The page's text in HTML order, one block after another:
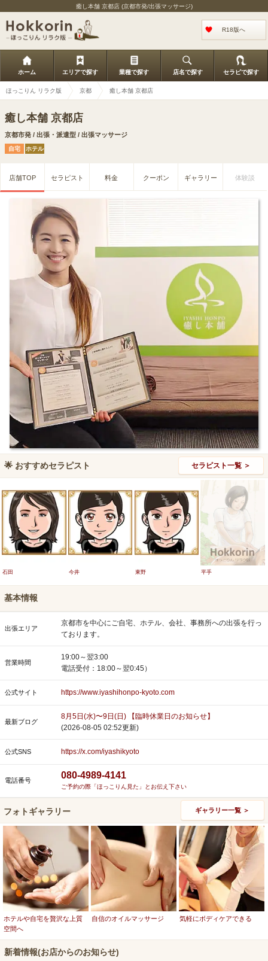
癒し本舗 京都店 (京都市発/出張マッサージ)
R18版へ
ホーム エリアで探す 業種で探す 店名で探す セラピで探す
ほっこりん リラク版 京都 癒し本舗 京都店
癒し本舗 京都店
京都市発 / 出張・派遣型 / 出張マッサージ
自宅 ホテル
店舗TOP セラピスト 料金 クーポン ギャラリー 体験談
🌟 おすすめセラピスト セラピスト一覧 ＞
石田 今井 東野 平手
基本情報
出張エリア
京都市を中心にご自宅、ホテル、会社、事務所への出張を行っ
ております。
営業時間
19:00～翌3:00
電話受付：18:00～翌0:45）
公式サイト https://www.iyashihonpo-kyoto.com
最新ブログ
8月5日(水)〜9日(日) 【臨時休業日のお知らせ】
(2026-08-05 02:52更新)
公式SNS https://x.com/iyashikyoto
電話番号 080-4989-4141
ご予約の際「ほっこりん見た」とお伝え下さい
フォトギャラリー ギャラリー一覧 ＞
ホテルや自宅を贅沢な上質
空間へ
自信のオイルマッサージ 気軽にボディケアできる
新着情報(お店からのお知らせ)